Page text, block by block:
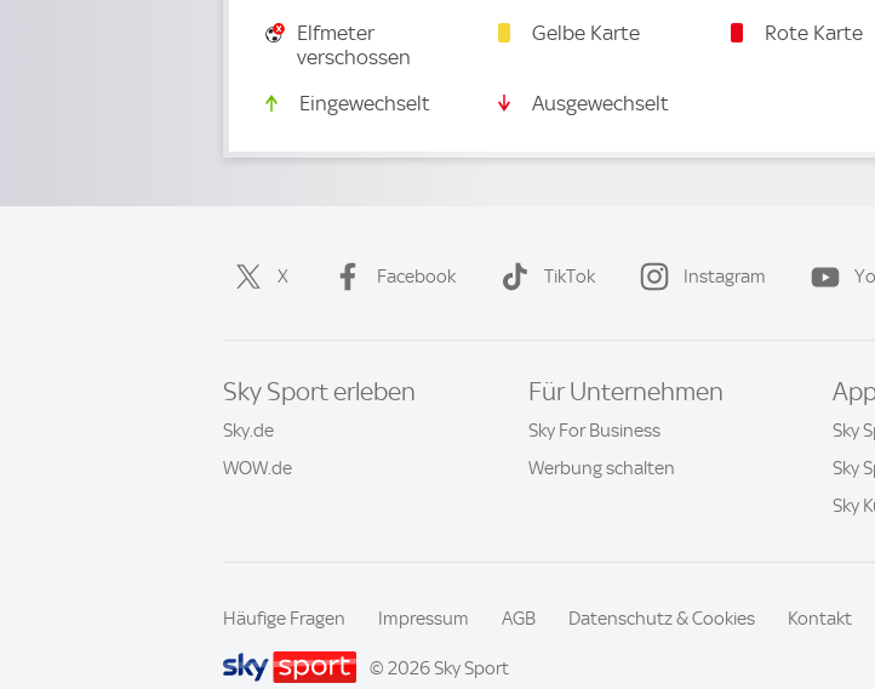
Elfmeter
verschossen
Gelbe Karte Rote Karte
Eingewechselt Ausgewechselt
X Facebook TikTok Instagram
Sky Sport erleben
Sky.de
WOW.de
Für Unternehmen
Sky For Business
Werbung schalten
Sky
Sky
Sky
Häufige Fragen Impressum AGB Datenschutz & Cookies Kontakt
© 2026 Sky Sport